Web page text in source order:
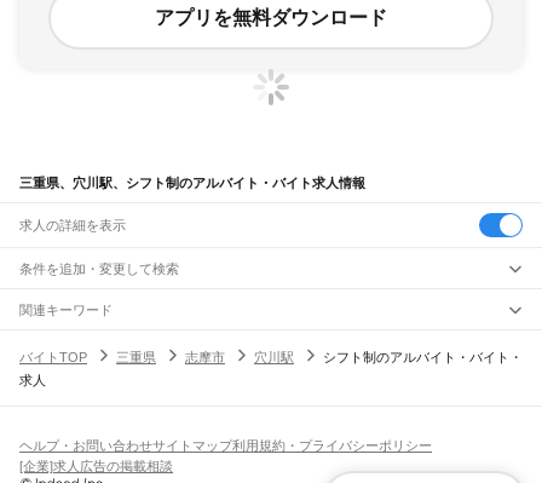
アプリを無料ダウンロード
三重県、穴川駅、シフト制のアルバイト・バイト求人情報
求人の詳細を表示
条件を追加・変更して検索
市区町村を追加・変更
三重県すべて
駅を追加・変更
JR関西本線(亀山～加茂)
職種を追加・変更
飲食・フードサービスすべて
ホールスタッフキッチンスタッフ
人気
雇用形態を追加・変更
関連キーワード
バイトTOP
三重県 志摩市 穴川駅
シフト制のアルバイト・バイト・
求人
ヘルプ・お問い合わせサイトマップ利用規約・プライバシーポリシー
[企業]求人広告の掲載相談